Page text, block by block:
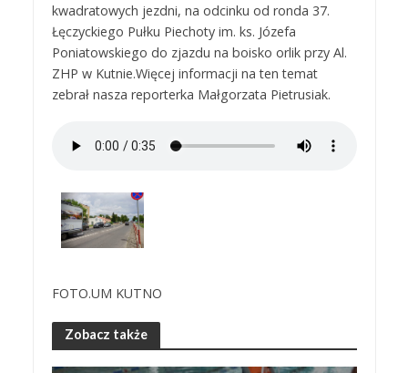
kwadratowych jezdni, na odcinku od ronda 37.
Łęczyckiego Pułku Piechoty im. ks. Józefa
Poniatowskiego do zjazdu na boisko orlik przy Al.
ZHP w Kutnie.Więcej informacji na ten temat
zebrał nasza reporterka Małgorzata Pietrusiak.
FOTO.UM KUTNO
Zobacz także